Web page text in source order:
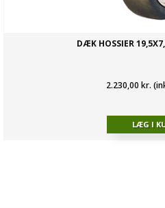
DÆK HOSSIER
2.230,00 kr.